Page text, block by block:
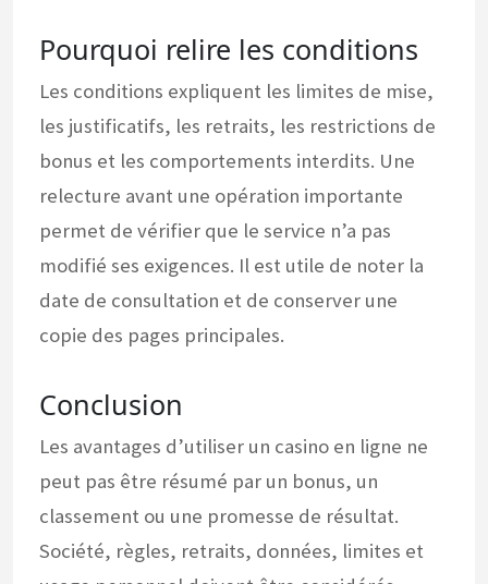
Pourquoi relire les conditions
Les conditions expliquent les limites de mise,
les justificatifs, les retraits, les restrictions de
bonus et les comportements interdits. Une
relecture avant une opération importante
permet de vérifier que le service n’a pas
modifié ses exigences. Il est utile de noter la
date de consultation et de conserver une
copie des pages principales.
Conclusion
Les avantages d’utiliser un casino en ligne ne
peut pas être résumé par un bonus, un
classement ou une promesse de résultat.
Société, règles, retraits, données, limites et